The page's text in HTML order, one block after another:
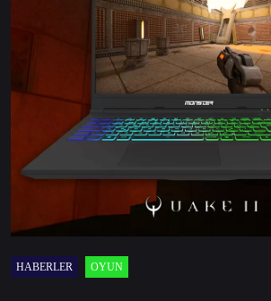
HABERLER OYUN